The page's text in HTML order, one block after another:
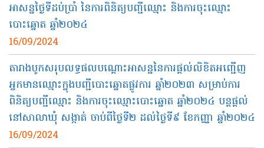
អាសន្នថ្ងៃទីដប់ប្រាំ នៃការពិនិត្យបញ្ជីឈ្មោះ និងការចុះឈ្មោះ
បោះឆ្នោត ឆ្នាំ២០២៤
16/09/2024
តារាងបូកសរុបលទ្ធផលបណ្តោះអាសន្ននៃការផ្តល់លិខិតអញ្ជើញ
អ្នកមានឈ្មោះក្នុងបញ្ជីបោះឆ្នោតផ្លូវការ ឆ្នាំ២០២៣ សម្រាប់ការ
ពិនិត្យបញ្ជីឈ្មោះ និងការចុះឈ្មោះបោះឆ្នោត ឆ្នាំ២០២៤ បន្តផ្តល់
នៅសាលាឃុំ សង្កាត់ ចាប់ពីថ្ងៃទី២ ដល់ថ្ងៃទី៩ ខែកញ្ញា ឆ្នាំ២០២៤
16/09/2024